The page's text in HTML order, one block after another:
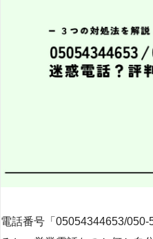
電話番号「05054344653/